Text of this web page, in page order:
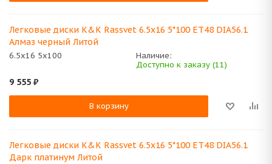
Легковые диски K&K Rassvet 6.5x16 5*100 ET48 DIA56.1
Алмаз черный Литой
6.5x16 5x100
Наличие:
Доступно к заказу (11)
9 555 ₽
В корзину
Легковые диски K&K Rassvet 6.5x16 5*100 ET48 DIA56.1
Дарк платинум Литой